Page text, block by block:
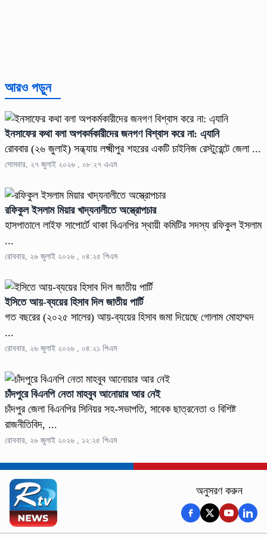
আরও পড়ুন
ইনসাফের কথা বলা অপকর্মকারীদের জনগণ বিশ্বাস করে না: এ্যানি
রোববার (২৬ জুলাই) সন্ধ্যায় লক্ষ্মীপুর শহরের একটি চাইনিজ রেস্টুরেন্টে জেলা ...
সোমবার, ২৭ জুলাই ২০২৬ , ০৮:২৭ এএম
রফিকুল ইসলাম মিয়ার খাদ্যনালীতে অস্ত্রোপচার
হাসপাতালে লাইফ সাপোর্টে থাকা বিএনপির স্থায়ী কমিটির সদস্য রফিকুল ইসলাম
...
রোববার, ২৬ জুলাই ২০২৬ , ০৪:২৫ পিএম
ইসিতে আয়-ব্যয়ের হিসাব দিল জাতীয় পার্টি
গত বছরের (২০২৫ সালের) আয়-ব্যয়ের হিসাব জমা দিয়েছে গোলাম মোহাম্মদ
...
রোববার, ২৬ জুলাই ২০২৬ , ০৪:২১ পিএম
চাঁদপুরে বিএনপি নেতা মাহবুব আনোয়ার আর নেই
চাঁদপুর জেলা বিএনপির সিনিয়র সহ-সভাপতি, সাবেক ছাত্রনেতা ও বিশিষ্ট
রাজনীতিবিদ, ...
রোববার, ২৬ জুলাই ২০২৬ , ১২:২৫ পিএম
অনুসরণ করুন